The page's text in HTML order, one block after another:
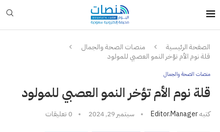
الصفحة الرئيسية
منصات الصحة والجمال
قلة نوم الأم تؤخر النمو العصبي للمولود
منصات الصحة والجمال
قلة نوم الأم تؤخر النمو العصبي للمولود
كتبهEditor.manager سبتمبر 29, 2024 0 تعليقات